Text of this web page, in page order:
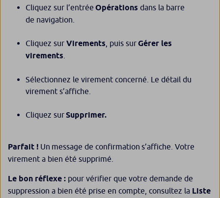
Cliquez sur l’entrée Opérations dans la barre
de navigation.
Cliquez sur Virements , puis surGérer les
virements
Sélectionnez le virement concerné. Le détail du
virement s’affiche.
Cliquez surSupprimer.
Parfait ! Un message de confirmation s’affiche. Votre
virement a bien été supprimé.
Le bon réflexe : pour vérifier que votre demande de
suppression a bien été prise en compte, consultez la Liste